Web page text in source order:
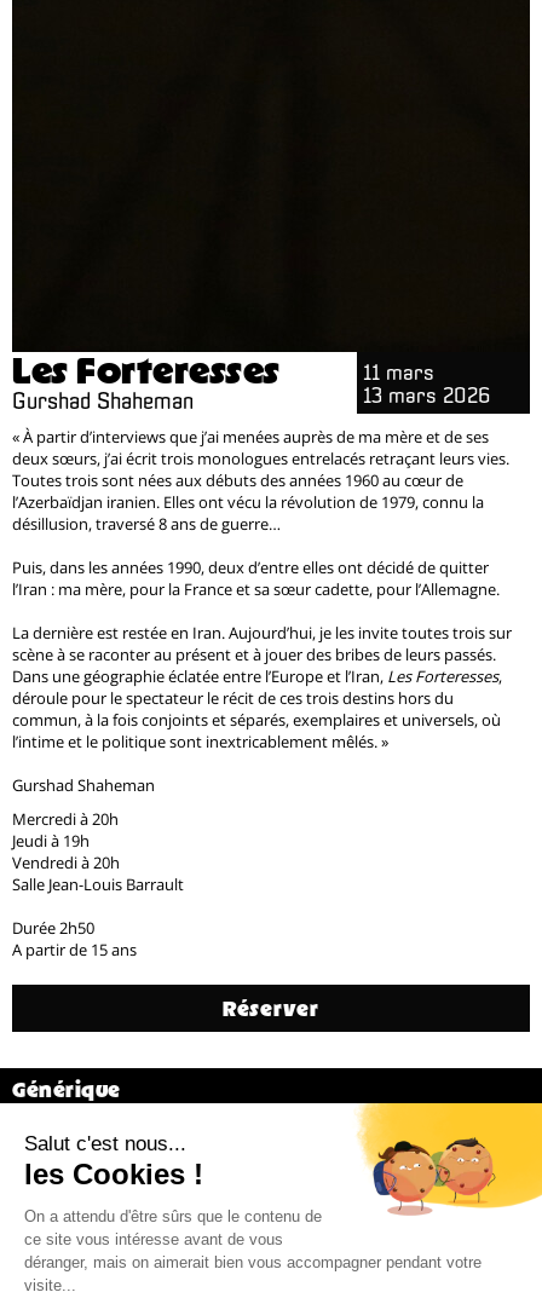
Les Forteresses
Gurshad Shaheman
11 mars
13 mars 2026
« À partir d’interviews que j’ai menées auprès de ma mère et de ses
deux sœurs, j’ai écrit trois monologues entrelacés retraçant leurs vies.
Toutes trois sont nées aux débuts des années 1960 au cœur de
l’Azerbaïdjan iranien. Elles ont vécu la révolution de 1979, connu la
désillusion, traversé 8 ans de guerre...
Puis, dans les années 1990, deux d’entre elles ont décidé de quitter
l’Iran : ma mère, pour la France et sa sœur cadette, pour l’Allemagne.
La dernière est restée en Iran. Aujourd’hui, je les invite toutes trois sur
scène à se raconter au présent et à jouer des bribes de leurs passés.
Dans une géographie éclatée entre l’Europe et l’Iran, Les Forteresses,
déroule pour le spectateur le récit de ces trois destins hors du
commun, à la fois conjoints et séparés, exemplaires et universels, où
l’intime et le politique sont inextricablement mêlés. »
Gurshad Shaheman
Mercredi à 20h
Jeudi à 19h
Vendredi à 20h
Salle Jean-Louis Barrault
Durée 2h50
A partir de 15 ans
Réserver
Générique
Gurshad Shaheman
Précédent Suivant
Billetterie 02 38 81 01 00 (du mardi au vendredi de 14h à 18h)
Administration 02 38 62 15 55 –cdn@cdn-orleans.com
CDN Orléans / Centre-Val de Loire Boulevard Pierre Ségelle 45000 Orléans
Mentions légales